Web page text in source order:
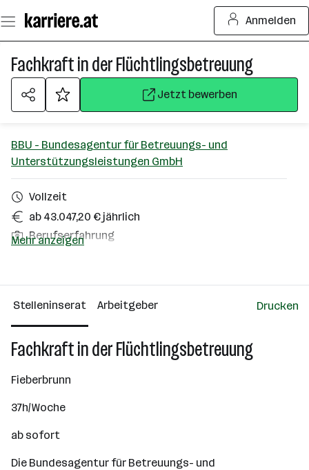
Seiteninhalt
springen
Anmelden
Fachkraft in der Flüchtlingsbetreuung
Jetzt bewerben
BBU - Bundesagentur für Betreuungs- und
Unterstützungsleistungen GmbH
Vollzeit
ab 43.047,20 € jährlich
Berufserfahrung
Über das Unternehmen
501 - 2500 Mitarbeiter*innen
Wien
Mehr anzeigen
Stelleninserat Arbeitgeber Drucken
Fachkraft in der Flüchtlingsbetreuung
Fieberbrunn
37h/Woche
ab sofort
Die Bundesagentur für Betreuungs- und